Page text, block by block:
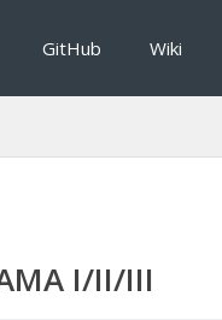
GitHub Wiki
I/II/III